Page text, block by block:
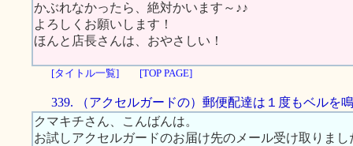
かぶれなかったら、絶対かいます～♪♪
よろしくお願いします！
ほんと店長さんは、おやさしい！
[タイトル一覧] [TOP PAGE]
339. （アクセルガードの）郵便配達は１度もベルを
クマキチさん、こんばんは。
お試しアクセルガードのお届け先のメール受け取りま